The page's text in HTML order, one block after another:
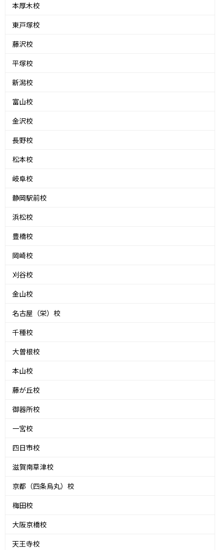
本厚木校
東戸塚校
藤沢校
平塚校
新潟校
富山校
金沢校
長野校
松本校
岐阜校
静岡駅前校
浜松校
豊橋校
岡崎校
刈谷校
金山校
名古屋（栄）校
千種校
大曽根校
本山校
藤が丘校
御器所校
一宮校
四日市校
滋賀南草津校
京都（四条烏丸）校
梅田校
大阪京橋校
天王寺校